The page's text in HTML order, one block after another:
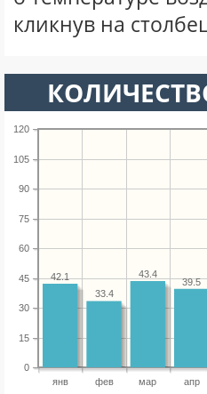
кликнув на
янв фев мар апр
0
15
30
45
60
75
90
105
120
39.5
43.4
33.4
42.1